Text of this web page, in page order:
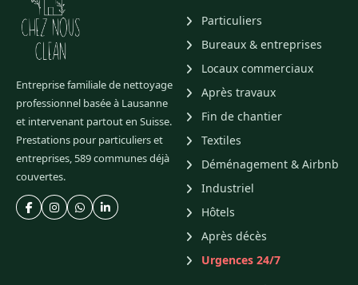
Entreprise familiale de nettoyage
professionnel basée à Lausanne
et intervenant partout en Suisse.
Prestations pour particuliers et
entreprises, 589 communes déjà
couvertes.
Particuliers
Bureaux & entreprises
Locaux commerciaux
Après travaux
Fin de chantier
Textiles
Déménagement & Airbnb
Industriel
Hôtels
Après décès
Urgences 24/7